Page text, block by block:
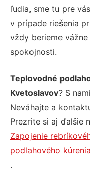
ľudia, sme tu pre
v prípade riešenia
vždy berieme
spokojnosti.
Teplovodné
Kvetoslavov? S
Neváhajte a
Prezrite si aj ďalšie
Zapojenie
podlahového
.